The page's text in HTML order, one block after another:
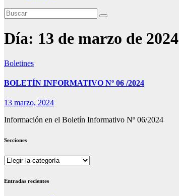
Día: 13 de marzo de 2024
Boletines
BOLETÍN INFORMATIVO Nº 06 /2024
13 marzo, 2024
Información en el Boletín Informativo Nº 06/2024
Secciones
Secciones
Entradas recientes